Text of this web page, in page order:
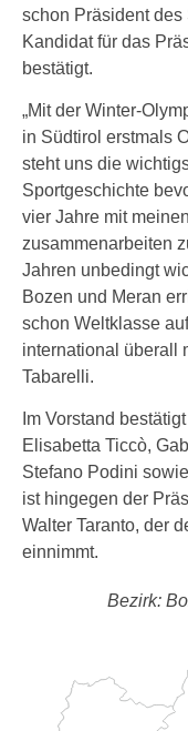
schon Präsident
Kandidat für das
bestätigt.
„Mit der Winter-
in Südtirol erstmals
steht uns die
Sportgeschichte
vier Jahre mit
zusammenarbeiten
Jahren unbedingt
Bozen und Meran
schon Weltklasse
international überall
Tabarelli.
Im Vorstand
Elisabetta Ticcò,
Stefano Podini
ist hingegen der
Walter Taranto, der
einnimmt.
Bezirk: